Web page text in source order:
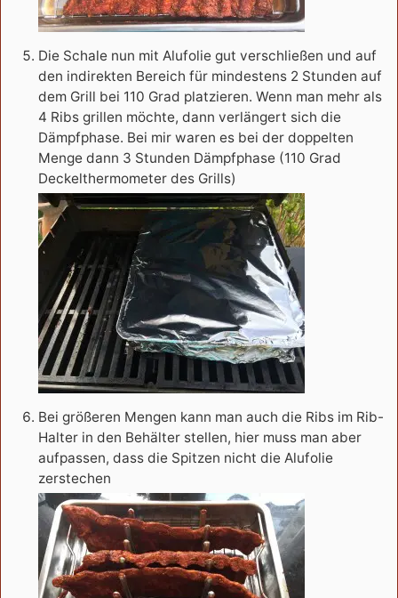
Die Schale nun mit Alufolie gut verschließen und auf
den indirekten Bereich für mindestens 2 Stunden auf
dem Grill bei 110 Grad platzieren. Wenn man mehr als
4 Ribs grillen möchte, dann verlängert sich die
Dämpfphase. Bei mir waren es bei der doppelten
Menge dann 3 Stunden Dämpfphase (110 Grad
Deckelthermometer des Grills)
Bei größeren Mengen kann man auch die Ribs im Rib-
Halter in den Behälter stellen, hier muss man aber
aufpassen, dass die Spitzen nicht die Alufolie
zerstechen